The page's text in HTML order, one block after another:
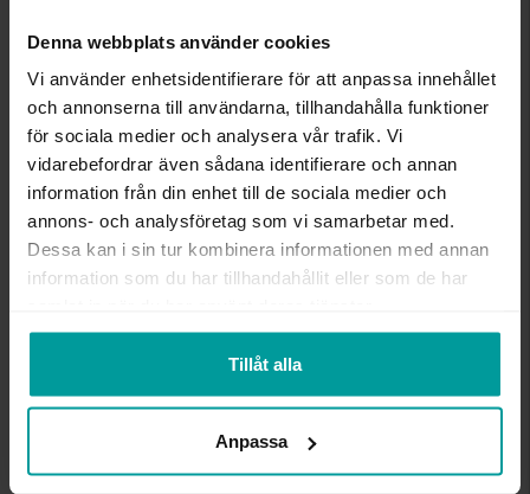
Denna webbplats använder cookies
Vi använder enhetsidentifierare för att anpassa innehållet
och annonserna till användarna, tillhandahålla funktioner
för sociala medier och analysera vår trafik. Vi
vidarebefordrar även sådana identifierare och annan
information från din enhet till de sociala medier och
annons- och analysföretag som vi samarbetar med.
Dessa kan i sin tur kombinera informationen med annan
information som du har tillhandahållit eller som de har
Tillåt alla
Anpassa
BREDD CA (MM)
8
LÄNGD CA (CM)
50
VARUMÄRKE
Albrekts Guld
MATERIAL
Stål,Guldpläterat
Liknande produkter